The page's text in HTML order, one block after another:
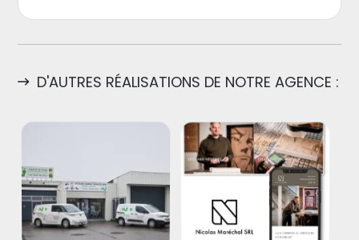
D'AUTRES RÉALISATIONS DE NOTRE AGENCE :